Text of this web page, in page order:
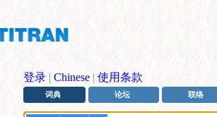
登录 | Chinese | 使用条款
词典 论坛 联络